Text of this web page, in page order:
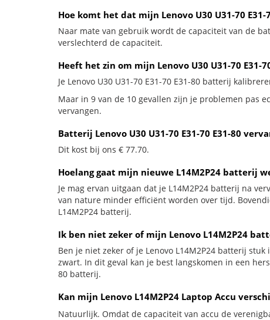
Hoe komt het dat mijn Lenovo U30 U31-70
Naar mate van gebruik wordt de capaciteit van de
verslechterd de capaciteit.
Heeft het zin om mijn Lenovo U30 U31-70
Je Lenovo U30 U31-70 E31-70 E31-80 batterij
Maar in 9 van de 10 gevallen zijn je problemen pas
vervangen.
Batterij Lenovo U30 U31-70 E31-70 E31-80
Dit kost bij ons € 77.70.
Hoelang gaat mijn nieuwe L14M2P24 batterij
Je mag ervan uitgaan dat je L14M2P24 batterij na
van nature minder efficiënt worden over tijd.
L14M2P24 batterij.
Ik ben niet zeker of mijn Lenovo L14M2P24
Ben je niet zeker of je Lenovo L14M2P24 batterij
zwart. In dit geval kan je best langskomen in een
80 batterij.
Kan mijn Lenovo L14M2P24 Laptop Accu
Natuurlijk. Omdat de capaciteit van accu de